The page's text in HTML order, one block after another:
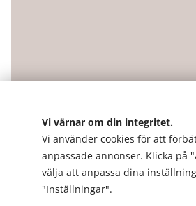
Vi värnar om din integritet.
Vi använder cookies för att
anpassade annonser. Klicka på
välja att anpassa dina
"Inställningar".